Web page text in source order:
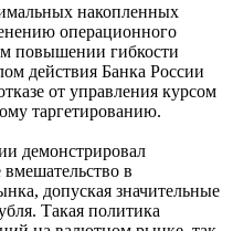
накопленных
операционного
повышении гибкости
действия Банка России
от управления курсом
таргетированию.
демонстрировал
в
допуская значительные
Такая политика